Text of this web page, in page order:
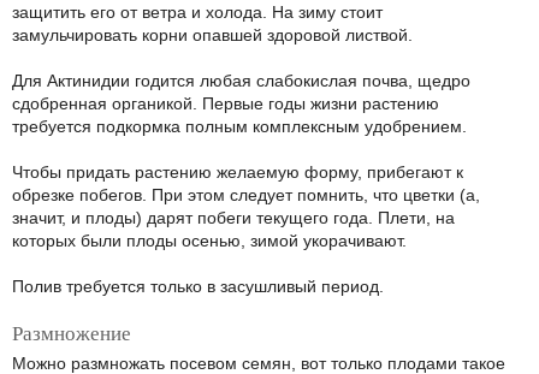
защитить его от ветра и холода. На зиму стоит
замульчировать корни опавшей здоровой листвой.
Для Актинидии годится любая слабокислая почва, щедро
сдобренная органикой. Первые годы жизни растению
требуется подкормка полным комплексным удобрением.
Чтобы придать растению желаемую форму, прибегают к
обрезке побегов. При этом следует помнить, что цветки (а,
значит, и плоды) дарят побеги текущего года. Плети, на
которых были плоды осенью, зимой укорачивают.
Полив требуется только в засушливый период.
Размножение
Можно размножать посевом семян, вот только плодами такое